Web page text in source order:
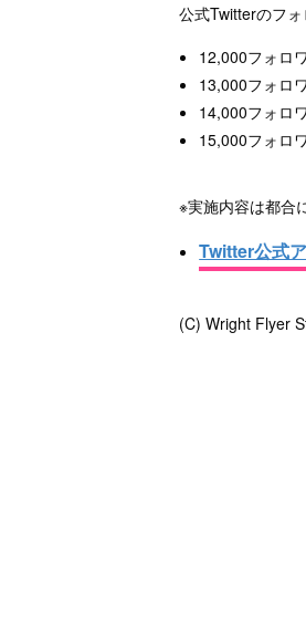
公式Twitterのフ
12,000フォロ
13,000フォロ
14,000フォロ
15,000フォロ
※実施内容は都合
Twitter公式
(C) Wright Flyer